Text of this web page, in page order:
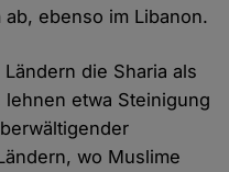
ebenso im Libanon.
die Sharia als
etwa Steinigung
wo Muslime